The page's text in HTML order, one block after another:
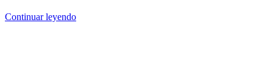
Continuar leyendo